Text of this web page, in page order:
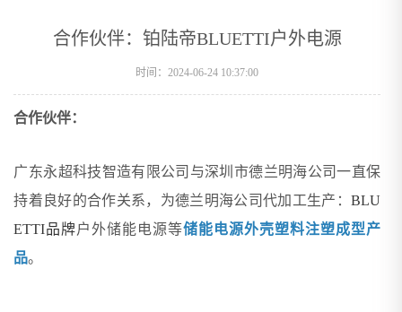
合作伙伴：铂陆帝BLUETTI户外电源
时间：2024-06-24 10:37:00
合作伙伴：
广东永超科技智造有限公司与深圳市德兰明海公司一直保
持着良好的合作关系，为德兰明海公司代加工生产：BLU
ETTI品牌户外储能电源等储能电源外壳塑料注塑成型产
品。